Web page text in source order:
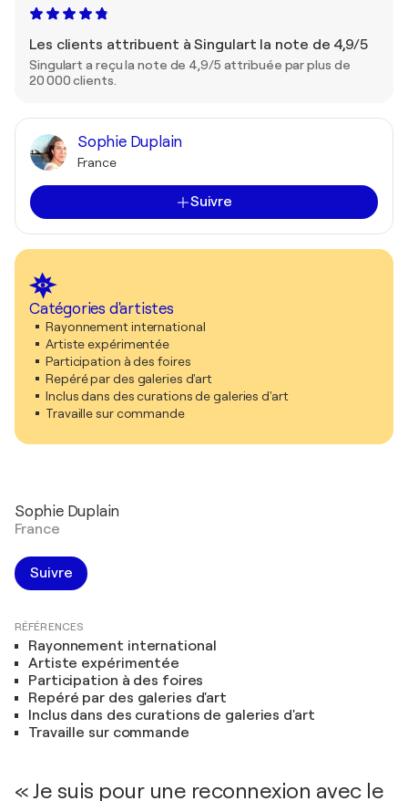
Les clients attribuent à Singulart la note de 4,9/5
Singulart a reçu la note de 4,9/5 attribuée par plus de
20 000 clients.
Sophie Duplain
France
Suivre
Catégories d'artistes
Rayonnement international
Artiste expérimentée
Participation à des foires
Repéré par des galeries d'art
Inclus dans des curations de galeries d'art
Travaille sur commande
Sophie Duplain
France
Suivre
RÉFÉRENCES
Rayonnement international
Artiste expérimentée
Participation à des foires
Repéré par des galeries d'art
Inclus dans des curations de galeries d'art
Travaille sur commande
« Je suis pour une reconnexion avec le